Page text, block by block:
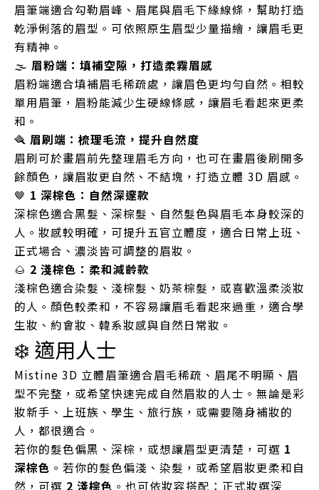
眉筆端適合勾勒眉峰、眉尾與眉毛下緣線條，幫助打造
乾淨俐落的眉型。可依照原生眉型少量描繪，讓眉毛更
有精神。
🌫️ 眉粉端：填補空隙，打造柔霧眉感
眉粉端適合填補眉毛稀疏處，讓眉色更均勻自然。相較
單用眉筆，眉粉能減少生硬線條感，讓眉毛看起來更柔
和。
🪮 眉刷端：梳理毛流，提升自然度
眉刷可於畫眉前先整理眉毛方向，也可在畫眉後刷開多
餘顏色，讓眉妝更自然、不結塊，打造立體 3D 眉感。
🤎 1 深棕色：自然深邃款
深棕色適合黑髮、深棕髮、自然髮色與眉毛本身較深的
人。妝感較明確，可提升五官立體度，適合日常上班、
正式場合、濃淡皆可調整的眉妝。
🌰 2 淺棕色：柔和減齡款
淺棕色適合染髮、淺棕髮、奶茶棕髮，或喜歡溫柔淡妝
的人。顏色較柔和，不容易讓眉毛看起來過重，適合學
生妝、約會妝、韓系妝感與自然日常妝。
❄️ 適用人士
Mistine 3D 立體眉筆適合眉毛稀疏、眉尾不明顯、眉
型不完整，或希望快速完成自然眉妝的人士。無論是彩
妝新手、上班族、學生、旅行族，或需要隨身補妝的
人，都很適合。
若你的髮色偏黑、深棕，或想讓眉型更清楚，可選 1
深棕色 。若你的髮色偏淺、染髮，或希望眉妝更柔和自
然，可選 2 淺棕色 。也可依妝容搭配：正式妝選深